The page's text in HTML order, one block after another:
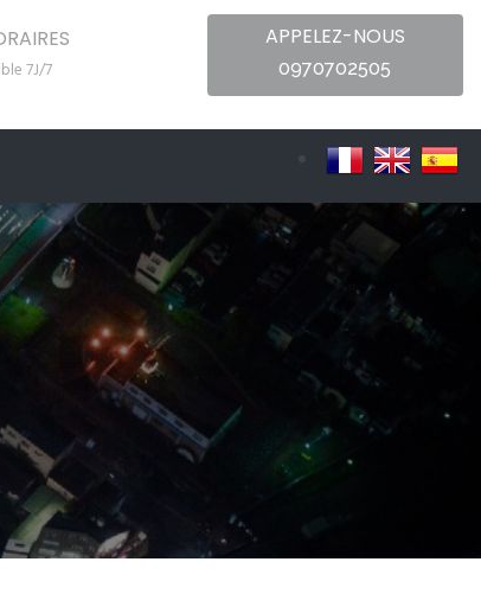
7J/7
APPELEZ-NOUS
0970702505